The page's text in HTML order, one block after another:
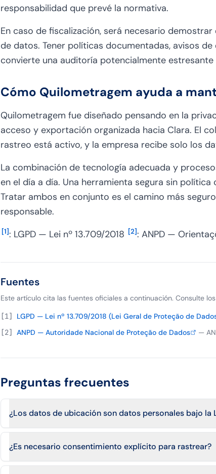
responsabilidad que prevé la normativa.
En caso de fiscalización, será necesario
de datos. Tener políticas documentadas, avisos
convierte una auditoría potencialmente
Cómo Quilometragem ayuda a
Quilometragem fue diseñado pensando en la
acceso y exportación organizada hacia Clara. El
rastreo está activo, y la empresa recibe solo los
La combinación de tecnología adecuada y
en el día a día. Una herramienta segura sin
Tratar ambos en conjunto es el camino más
responsable.
[1]: LGPD — Lei nº 13.709/2018 [2]: ANPD —
Fuentes
Este artículo cita las fuentes oficiales a continuación. Consulte
[1 ] LGPD — Lei nº 13.709/2018 (Lei Geral de Proteção de
[2] ANPD — Autoridade Nacional de Proteção de Dados —
Preguntas frecuentes
¿Los datos de ubicación son datos personales bajo la
¿Es necesario consentimiento explícito para rastrear?